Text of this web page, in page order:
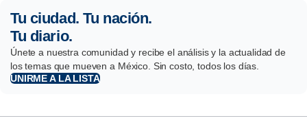
Tu ciudad. Tu nación.
Tu diario.
Únete a nuestra comunidad y recibe el análisis y la actualidad de
los temas que mueven a México. Sin costo, todos los días.
UNIRME A LA LISTA